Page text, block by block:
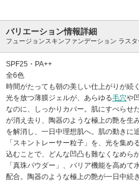
バリエーション情報詳細
フュージョンスキンファンデーション ラス
SPF25・PA++
全6色
時間がたっても朝の美しい仕上がりが続
光を放つ薄膜ジェルが、あらゆる毛穴や
なのに、しっかりカバー。肌にすべらせ
が消え去り、陶器のような極上の艶を生
を解消し、一日中理想肌へ。肌の動きに
「スキントレーサー粒子」を、光を集
込むことで、どんな凹凸も難なくなめら
「真珠パウダー」、バリア機能を高め
配合。陶器のような極上の艶が一日中続き